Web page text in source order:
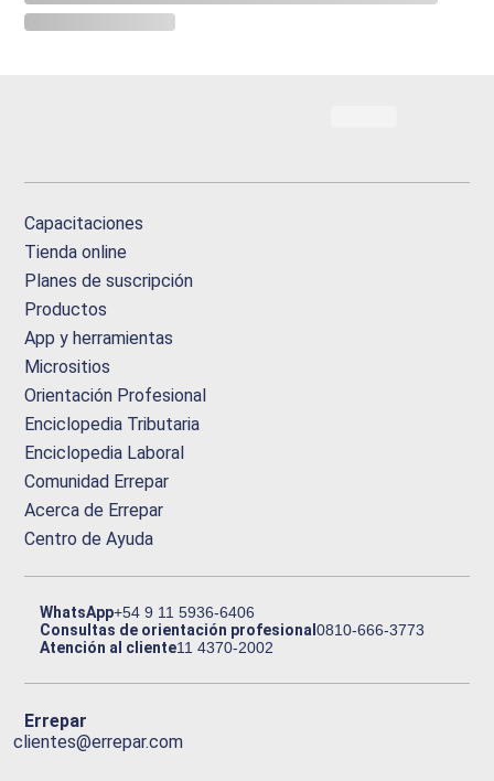
Capacitaciones
Tienda online
Planes de suscripción
Productos
App y herramientas
Micrositios
Orientación Profesional
Enciclopedia Tributaria
Enciclopedia Laboral
Comunidad Errepar
Acerca de Errepar
Centro de Ayuda
WhatsApp+54 9 11 5936-6406
Consultas de orientación profesional0810-666-3773
Atención al cliente11 4370-2002
Errepar
clientes@errepar.com